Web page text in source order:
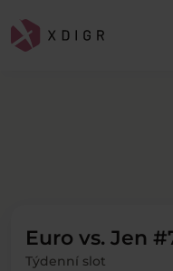
Euro vs. Jen
Týdenní slot